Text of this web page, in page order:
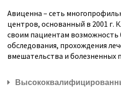
Авиценна – сеть
центров, основанный в 2001 г.
своим пациентам возможность
обследования, прохождения
вмешательства и болезненных